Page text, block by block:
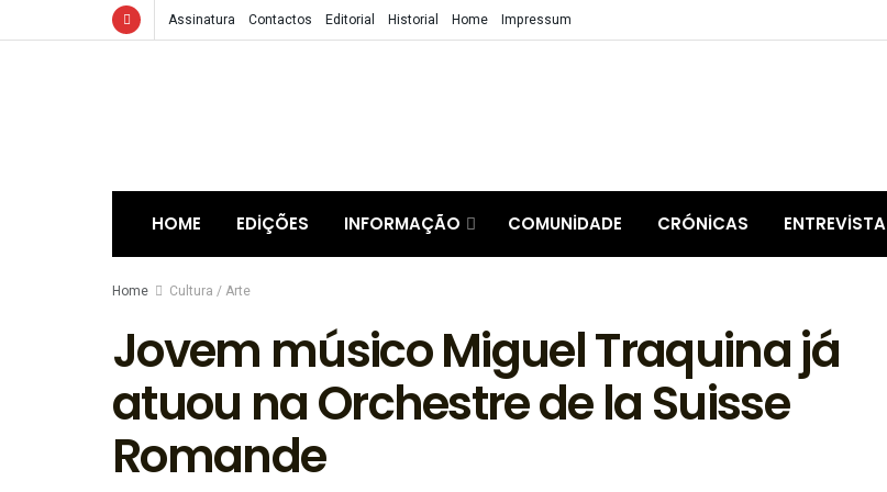
Assinatura Contactos Editorial Historial Home Impressum
HOME EDIÇÕES INFORMAÇÃO COMUNIDADE CRÓNICAS ENTREVISTA
Home Cultura / Arte
Jovem músico Miguel Traquina já
atuou na Orchestre de la Suisse
Romande